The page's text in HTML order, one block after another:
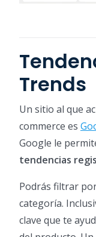
Trends
Un sitio al que
commerce es
Google le
tendencias
Podrás filtrar
categoría.
clave que te